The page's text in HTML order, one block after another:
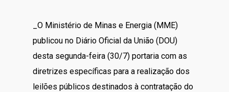
_O Ministério de Minas e Energia (MME)
publicou no Diário Oficial da União (DOU)
desta segunda-feira (30/7) portaria com as
diretrizes específicas para a realização dos
leilões públicos destinados à contratação do